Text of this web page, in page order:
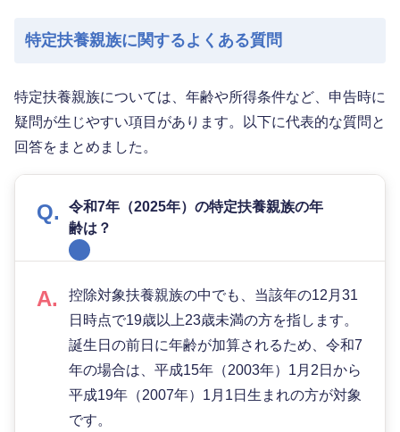
特定扶養親族に関するよくある質問
特定扶養親族については、年齢や所得条件など、申告時に
疑問が生じやすい項目があります。以下に代表的な質問と
回答をまとめました。
令和7年（2025年）の特定扶養親族の年
齢は？
控除対象扶養親族の中でも、当該年の12月31
日時点で19歳以上23歳未満の方を指します。
誕生日の前日に年齢が加算されるため、令和7
年の場合は、平成15年（2003年）1月2日から
平成19年（2007年）1月1日生まれの方が対象
です。